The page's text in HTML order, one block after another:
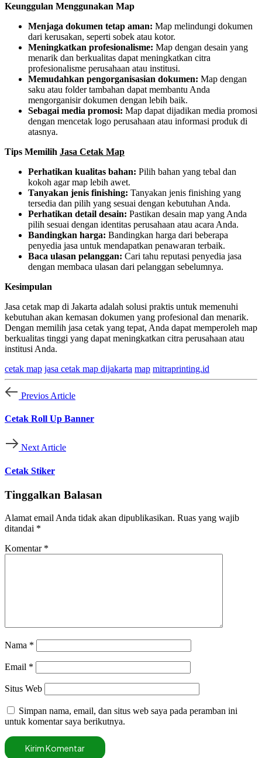
Keunggulan Menggunakan Map
Menjaga dokumen tetap aman: Map melindungi dokumen
dari kerusakan, seperti sobek atau kotor.
Meningkatkan profesionalisme: Map dengan desain yang
menarik dan berkualitas dapat meningkatkan citra
profesionalisme perusahaan atau institusi.
Memudahkan pengorganisasian dokumen: Map dengan
saku atau folder tambahan dapat membantu Anda
mengorganisir dokumen dengan lebih baik.
Sebagai media promosi: Map dapat dijadikan media promosi
dengan mencetak logo perusahaan atau informasi produk di
atasnya.
Tips Memilih Jasa Cetak Map
Perhatikan kualitas bahan: Pilih bahan yang tebal dan
kokoh agar map lebih awet.
Tanyakan jenis finishing: Tanyakan jenis finishing yang
tersedia dan pilih yang sesuai dengan kebutuhan Anda.
Perhatikan detail desain: Pastikan desain map yang Anda
pilih sesuai dengan identitas perusahaan atau acara Anda.
Bandingkan harga: Bandingkan harga dari beberapa
penyedia jasa untuk mendapatkan penawaran terbaik.
Baca ulasan pelanggan: Cari tahu reputasi penyedia jasa
dengan membaca ulasan dari pelanggan sebelumnya.
Kesimpulan
Jasa cetak map di Jakarta adalah solusi praktis untuk memenuhi
kebutuhan akan kemasan dokumen yang profesional dan menarik.
Dengan memilih jasa cetak yang tepat, Anda dapat memperoleh map
berkualitas tinggi yang dapat meningkatkan citra perusahaan atau
institusi Anda.
cetak map jasa cetak map dijakarta map mitraprinting.id
Previos Article
Cetak Roll Up Banner
Next Article
Cetak Stiker
Tinggalkan Balasan
Alamat email Anda tidak akan dipublikasikan. Ruas yang wajib
ditandai *
Komentar *
Nama *
Email *
Situs Web
Simpan nama, email, dan situs web saya pada peramban ini
untuk komentar saya berikutnya.